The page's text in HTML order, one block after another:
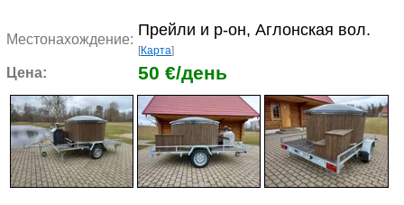
Местонахождение:
Прейли и р-он, Аглонская вол.
[Карта]
Цена: 50 €/день